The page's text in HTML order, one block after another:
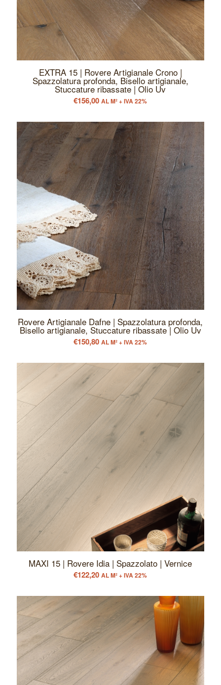
EXTRA 15 | Rovere Artigianale Crono |
Spazzolatura profonda, Bisello artigianale,
Stuccature ribassate | Olio Uv
€156,00 AL M² + IVA 22%
Rovere Artigianale Dafne | Spazzolatura profonda,
Bisello artigianale, Stuccature ribassate | Olio Uv
€150,80 AL M² + IVA 22%
MAXI 15 | Rovere Idia | Spazzolato | Vernice
€122,20 AL M² + IVA 22%